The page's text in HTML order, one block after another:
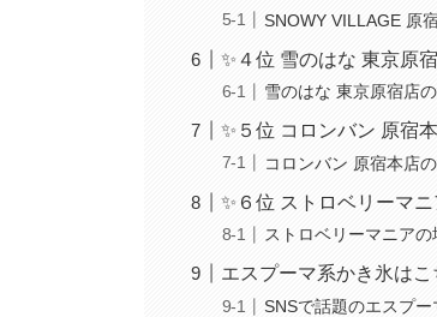
SNOWY VILLAGE 原
✨４位 雪のはな 東京原
雪のはな 東京原宿店
✨５位 コロンバン 原宿
コロンバン 原宿本店
✨６位 ストロベリーマニ
ストロベリーマニアの
エスプーマ系かき氷は
SNSで話題のエスプ